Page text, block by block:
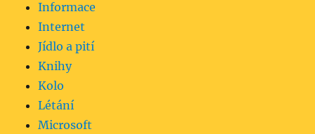
Informace
Internet
Jídlo a pití
Knihy
Kolo
Létání
Microsoft